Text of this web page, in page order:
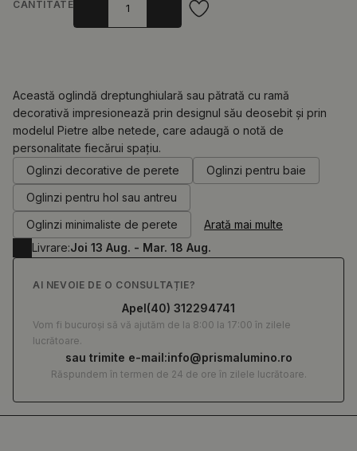
CANTITATE
0.00RON
Această oglindă dreptunghiulară sau pătrată cu ramă
decorativă impresionează prin designul său deosebit și prin
modelul Pietre albe netede, care adaugă o notă de
personalitate fiecărui spațiu.
Oglinzi decorative de perete
Oglinzi pentru baie
Oglinzi pentru hol sau antreu
Oglinzi minimaliste de perete
Arată mai multe
Livrare:Joi 13 Aug. - Mar. 18 Aug.
AI NEVOIE DE O CONSULTAȚIE?
Apel(40) 312294741
Vom fi bucuroși să vă ajutăm de la 8:00 la 17:00 în zilele
lucrătoare.
sau trimite e-mail:info@prismalumino.ro
Răspundem în termen de 24 de ore în zilele lucrătoare.